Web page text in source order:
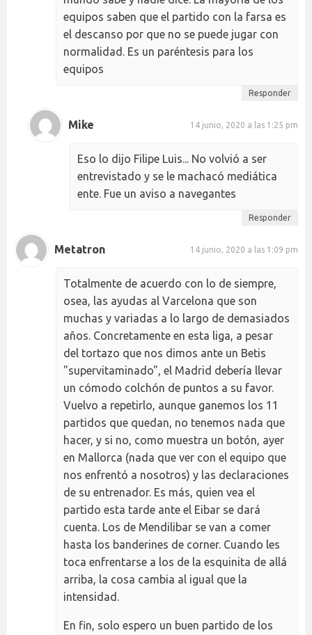
equipos saben que el partido con la farsa es
el descanso por que no se puede jugar con
normalidad. Es un paréntesis para los
equipos
Responder
Mike 14 junio, 2020 a las 1:25 pm
Eso lo dijo Filipe Luis... No volvió a ser
entrevistado y se le machacó mediática
ente. Fue un aviso a navegantes
Responder
Metatron 14 junio, 2020 a las 1:09 pm
Totalmente de acuerdo con lo de siempre,
osea, las ayudas al Varcelona que son
muchas y variadas a lo largo de demasiados
años. Concretamente en esta liga, a pesar
del tortazo que nos dimos ante un Betis
"supervitaminado", el Madrid debería llevar
un cómodo colchón de puntos a su favor.
Vuelvo a repetirlo, aunque ganemos los 11
partidos que quedan, no tenemos nada que
hacer, y si no, como muestra un botón, ayer
en Mallorca (nada que ver con el equipo que
nos enfrentó a nosotros) y las declaraciones
de su entrenador. Es más, quien vea el
partido esta tarde ante el Eibar se dará
cuenta. Los de Mendilibar se van a comer
hasta los banderines de corner. Cuando les
toca enfrentarse a los de la esquinita de allá
arriba, la cosa cambia al igual que la
intensidad.
En fin, solo espero un buen partido de los